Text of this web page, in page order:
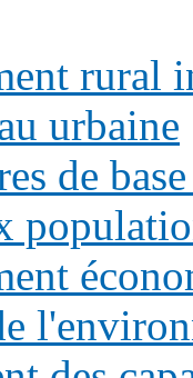
rural
urbaine
de